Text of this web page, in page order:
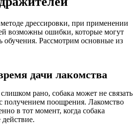
дрессировки, при применении
возможны ошибки, которые могут
обучения. Рассмотрим основные из
дачи лакомства
рано, собака может не связать
получением поощрения. Лакомство
в тот момент, когда собака